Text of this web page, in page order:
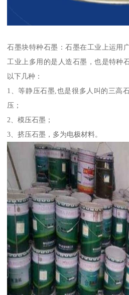
石墨块特种石墨：石墨在工业上运用
工业上多用的是人造石墨，也是特种
以下几种：
1、等静压石墨,也是很多人叫的三高
压；
2、模压石墨；
3、挤压石墨，多为电极材料。